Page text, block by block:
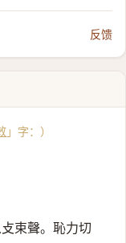
反馈
」字：）
束聲。恥力切